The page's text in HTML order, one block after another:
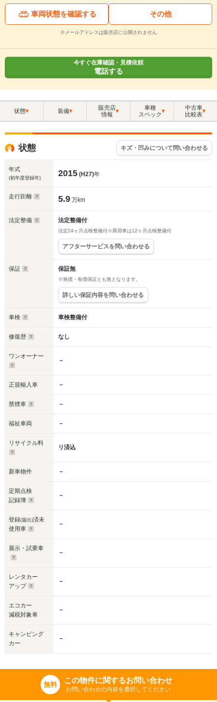
車両状態を確認する その他
※メールアドレスは販売店に公開されません
今すぐ在庫確認・見積依頼
電話する
状態 装備
販売店
情報
車種
スペック
中古車
比較表
状態 キズ・凹みについて問い合わせる
年式
(初年度登録年) 2015 (H27)年
走行距離 5.9 万km
法定整備 法定整備付
法定24ヶ月点検整備付※商用車は12ヶ月点検整備付
アフターサービスを問い合わせる
保証 保証無
※無償・有償保証とも無となります。
詳しい保証内容を問い合わせる
車検 車検整備付
修復歴 なし
ワンオーナー
－
正規輸入車 －
禁煙車 －
福祉車両 －
リサイクル料
リ済込
新車物件 －
定期点検
記録簿
－
登録(届出)済未
使用車
－
展示・試乗車
－
レンタカー
アップ
－
エコカー
減税対象車
－
キャンピング
カー
－
無料 この物件に関するお問い合わせ
お問い合わせの内容を選択してください